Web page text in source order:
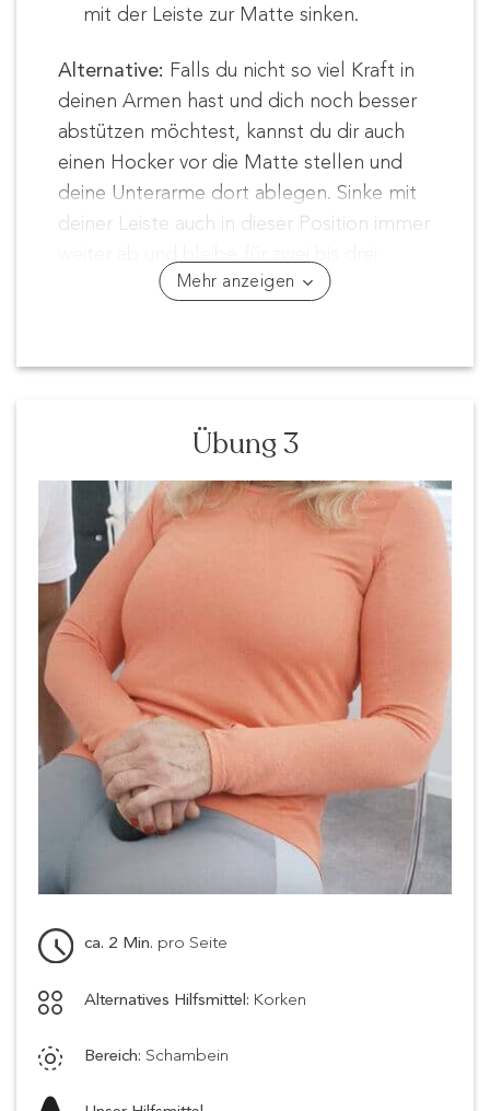
mit der Leiste zur Matte sinken.
Alternative: Falls du nicht so viel Kraft in
deinen Armen hast und dich noch besser
abstützen möchtest, kannst du dir auch
einen Hocker vor die Matte stellen und
deine Unterarme dort ablegen. Sinke mit
deiner Leiste auch in dieser Position immer
Minuten in der Dehnung.
Mehr anzeigen
Übung 3
ca. 2 Min. pro Seite
Alternatives Hilfsmittel: Korken
Bereich: Schambein